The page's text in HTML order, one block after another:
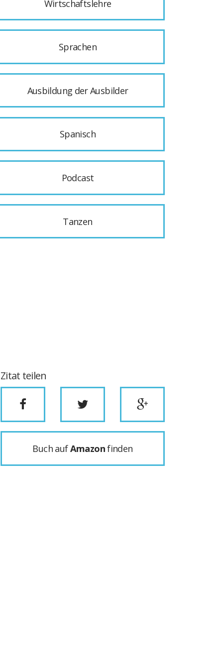
Wirtschaftslehre
Sprachen
Ausbildung der Ausbilder
Spanisch
Podcast
Tanzen
Zitat teilen
Buch aufAmazonfinden